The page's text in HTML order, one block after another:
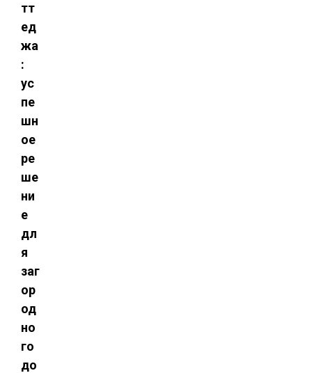
тт
ед
жа
:
ус
пе
шн
ое
ре
ше
ни
е
дл
я
заг
ор
од
но
го
до